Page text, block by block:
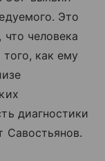
Это
человека
как ему
диагностики
Савостьянов.